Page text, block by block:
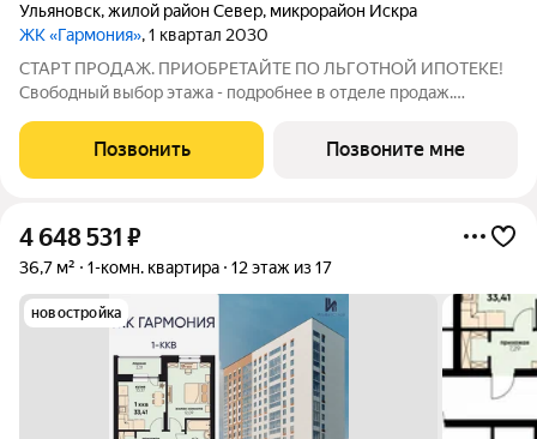
Ульяновск,жилой район Север, микрорайон Искра
ЖК «Гармония», 1 квартал 2030
СТАРТ ПРОДАЖ. ПРИОБРЕТАЙТЕ ПО ЛЬГОТНОЙ ИПОТЕКЕ!
Свободный выбор этажа - подробнее в отделе продаж.
для большой семьи, где каждому найдётся своё пространство:
отдельные комнаты для детей и
Позвонить Позвоните мне
4 648 531 ₽
36,7 м² 1-комн. квартира 12 этаж из 17
новостройка